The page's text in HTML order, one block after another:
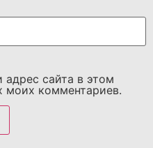
сайта в этом
моих комментариев.